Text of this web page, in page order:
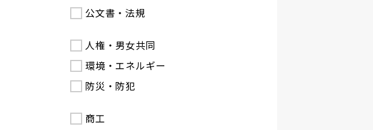
公文書・法規
人権・男女共同
環境・エネルギー
防災・防犯
商工